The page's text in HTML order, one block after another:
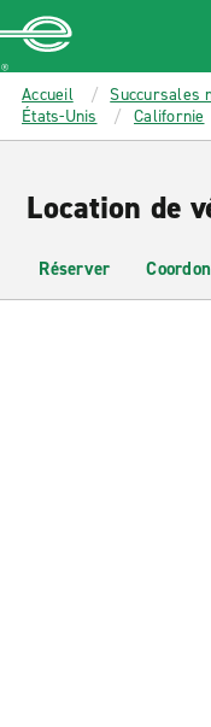
MAIN
CONTENT
Enterprise
Accueil
Succursales
États-Unis
Californie
Location de
Réserver